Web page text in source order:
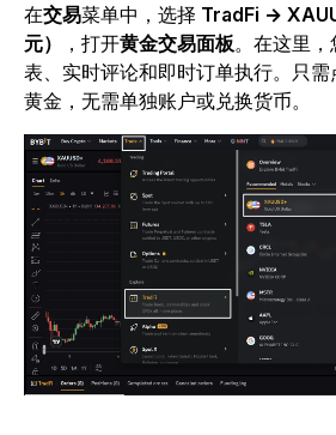
在交易菜单中，选择 TradFi →
元）
，打开黄金交易面板。在这里
表、实时评论和即时订单执行。只
黄金，无需单独账户或兑换货币。